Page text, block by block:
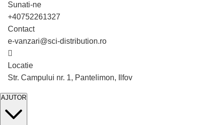
În stoc
Sunati-ne
+40752261327
Contact
e-vanzari@sci-distribution.ro
Locatie
Str. Campului nr. 1, Pantelimon, Ilfov
AJUTOR